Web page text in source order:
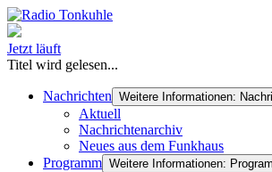
Jetzt läuft
Titel wird gelesen...
Nachrichten Weitere Informationen:
Aktuell
Nachrichtenarchiv
Neues aus dem Funkhaus
Programm Weitere Informationen: